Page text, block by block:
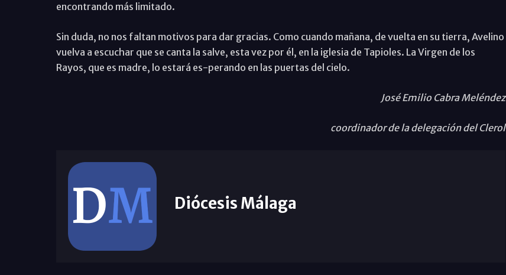
encontrando más limitado.
Sin duda, no nos faltan motivos para dar gracias. Como cuando mañana, de vuelta en su tierra, Avelino
vuelva a escuchar que se canta la salve, esta vez por él, en la iglesia de Tapioles. La Virgen de los
Rayos, que es madre, lo estará es-perando en las puertas del cielo.
José Emilio Cabra Meléndez
coordinador de la delegación del Clerol
Diócesis Málaga